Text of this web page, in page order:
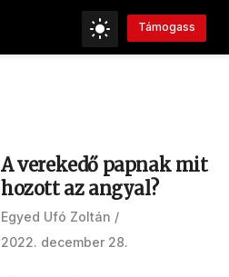
Támogass
A verekedő papnak mit
hozott az angyal?
Egyed Ufó Zoltán
2022. december 28.